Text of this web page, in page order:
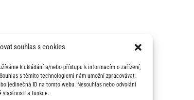
souhlas s cookies
k ukládání a/nebo přístupu k informacím o zařízení,
s těmito technologiemi nám umožní zpracovávat
jedinečná ID na tomto webu. Nesouhlas nebo odvolání
vlastnosti a funkce.